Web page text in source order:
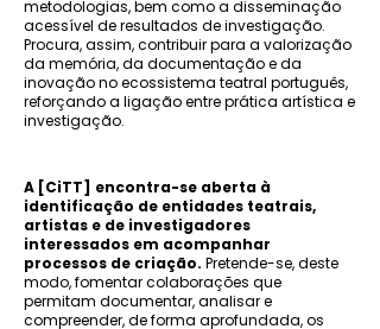
metodologias, bem como a disseminação
acessível de resultados de investigação.
Procura, assim, contribuir para a valorização
da memória, da documentação e da
inovação no ecossistema teatral português,
reforçando a ligação entre prática artística e
investigação.
A [CiTT] encontra-se aberta à
identificação de entidades teatrais,
artistas e de investigadores
interessados em acompanhar
processos de criação. Pretende-se, deste
modo, fomentar colaborações que
permitam documentar, analisar e
compreender, de forma aprofundada, os